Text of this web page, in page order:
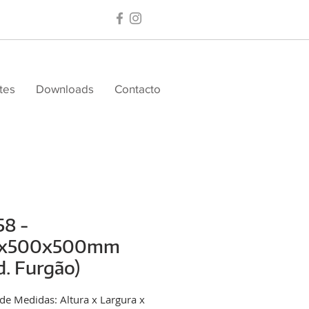
Downloads Contacto
-
Furgão)
Medidas: Altura x Largura x